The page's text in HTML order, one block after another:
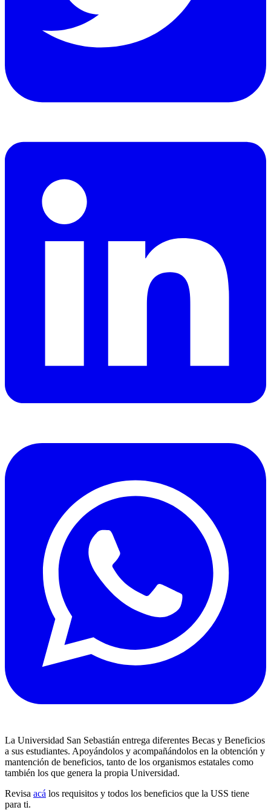
La Universidad San Sebastián entrega diferentes Becas y Beneficios
a sus estudiantes. Apoyándolos y acompañándolos en la obtención y
mantención de beneficios, tanto de los organismos estatales como
también los que genera la propia Universidad.
Revisa acá los requisitos y todos los beneficios que la USS tiene
para ti.